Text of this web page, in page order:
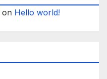
on Hello world!